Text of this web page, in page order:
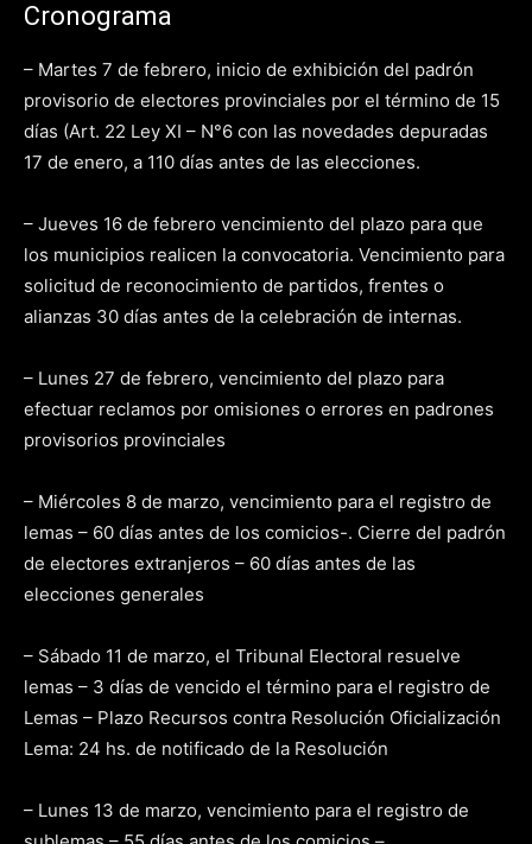
Cronograma
– Martes 7 de febrero, inicio de exhibición del padrón
provisorio de electores provinciales por el término de 15
días (Art. 22 Ley XI – N°6 con las novedades depuradas
17 de enero, a 110 días antes de las elecciones.
– Jueves 16 de febrero vencimiento del plazo para que
los municipios realicen la convocatoria. Vencimiento para
solicitud de reconocimiento de partidos, frentes o
alianzas 30 días antes de la celebración de internas.
– Lunes 27 de febrero, vencimiento del plazo para
efectuar reclamos por omisiones o errores en padrones
provisorios provinciales
– Miércoles 8 de marzo, vencimiento para el registro de
lemas – 60 días antes de los comicios-. Cierre del padrón
de electores extranjeros – 60 días antes de las
elecciones generales
– Sábado 11 de marzo, el Tribunal Electoral resuelve
lemas – 3 días de vencido el término para el registro de
Lemas – Plazo Recursos contra Resolución Oficialización
Lema: 24 hs. de notificado de la Resolución
– Lunes 13 de marzo, vencimiento para el registro de